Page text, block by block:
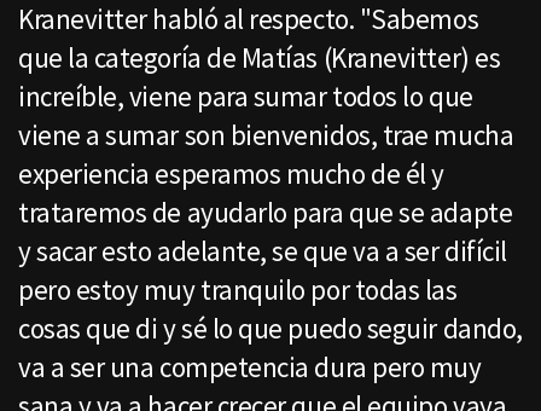
Kranevitter habló al respecto. "Sabemos
que la categoría de Matías (Kranevitter) es
increíble, viene para sumar todos lo que
viene a sumar son bienvenidos, trae mucha
experiencia esperamos mucho de él y
trataremos de ayudarlo para que se adapte
y sacar esto adelante, se que va a ser difícil
pero estoy muy tranquilo por todas las
cosas que di y sé lo que puedo seguir dando,
va a ser una competencia dura pero muy